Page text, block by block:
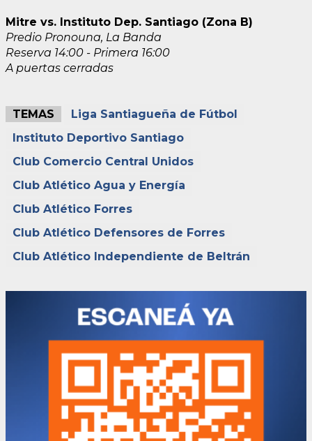
Mitre vs. Instituto Dep. Santiago (Zona B)
Predio Pronouna, La Banda
Reserva 14:00 - Primera 16:00
A puertas cerradas
TEMAS
Liga Santiagueña de Fútbol
Instituto Deportivo Santiago
Club Comercio Central Unidos
Club Atlético Agua y Energía
Club Atlético Forres
Club Atlético Defensores de Forres
Club Atlético Independiente de Beltrán